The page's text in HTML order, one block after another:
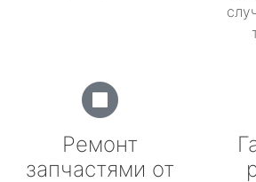
Ремонт
запчастями от